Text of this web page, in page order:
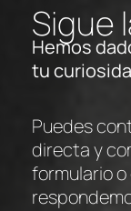
Sigue
Hemos
tu
Puedes
directa y
formulario